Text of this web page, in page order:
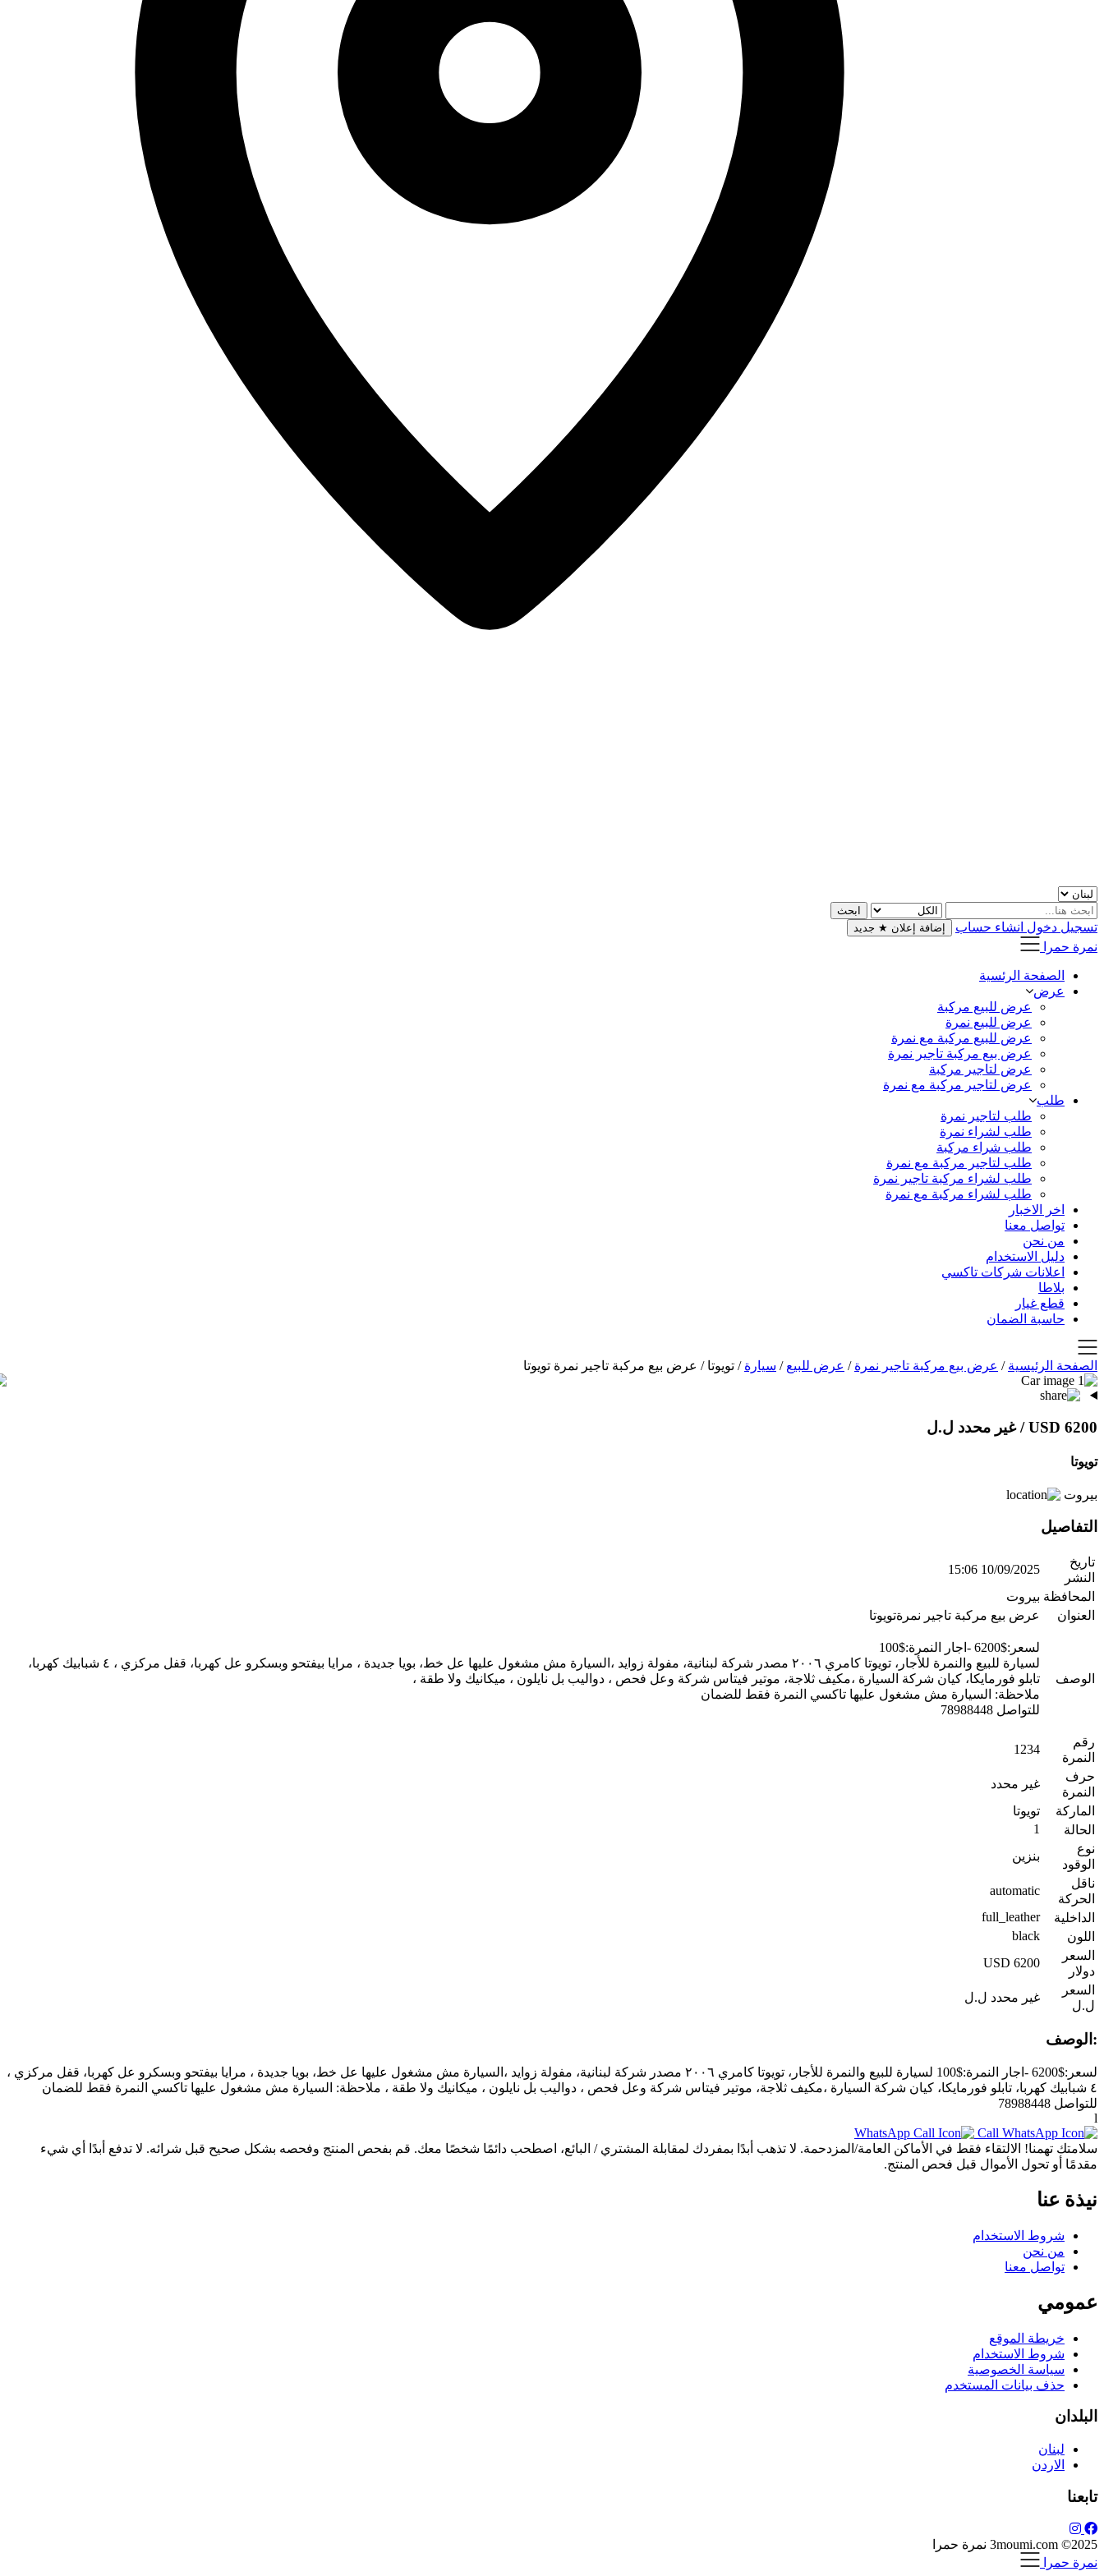
تسجيل دخول انشاء حساب إضافة إعلان ★ جديد
نمرة حمرا
الصفحة الرئسية
عرض
عرض للبيع مركبة
عرض للبيع نمرة
عرض للبيع مركبة مع نمرة
عرض بيع مركبة تاجير نمرة
عرض لتاجير مركبة
عرض لتاجير مركبة مع نمرة
طلب
طلب لتاجير نمرة
طلب لشراء نمرة
طلب شراء مركبة
طلب لتاجير مركبة مع نمرة
طلب لشراء مركبة تاجير نمرة
طلب لشراء مركبة مع نمرة
اخر الاخبار
تواصل معنا
من نحن
دليل الاستخدام
اعلانات شركات تاكسي
بلاطا
قطع غيار
حاسبة الضمان
الصفحة الرئيسية / عرض بيع مركبة تاجير نمرة / عرض للبيع / سيارة / تويوتا / عرض بيع مركبة تاجير نمرة تويوتا
6200 USD / غير محدد ل.ل
تويوتا
بيروت
التفاصيل
تاريخ
النشر
10/09/2025 15:06
المحافظة بيروت
العنوان
عرض بيع مركبة تاجير نمرةتويوتا
الوصف
لسعر:$6200 -اجار النمرة:$100
لسيارة للبيع والنمرة للأجار، تويوتا كامري ٢٠٠٦ مصدر شركة لبنانية، مفولة زوايد ،السيارة مش مشغول عليها عل خط، بويا جديدة ، مرايا بيفتحو وبسكرو عل كهربا، قفل مركزي ، ٤ شبابيك كهربا،
تابلو فورمايكا، كيان شركة السيارة ،مكيف ثلاجة، موتير فيتاس شركة وعل فحص ، دواليب بل نايلون ، ميكانيك ولا طقة ،
ملاحظة: السيارة مش مشغول عليها تاكسي النمرة فقط للضمان
للتواصل 78988448
رقم
النمرة
1234
حرف
النمرة
غير محدد
الماركة
تويوتا
الحالة
1
نوع
الوقود
بنزين
ناقل
الحركة
automatic
الداخلية
full_leather
اللون
black
السعر
دولار
6200 USD
السعر
ل.ل
غير محدد ل.ل
:الوصف
لسعر:$6200 -اجار النمرة:$100 لسيارة للبيع والنمرة للأجار، تويوتا كامري ٢٠٠٦ مصدر شركة لبنانية، مفولة زوايد ،السيارة مش مشغول عليها عل خط، بويا جديدة ، مرايا بيفتحو وبسكرو عل كهربا، قفل مركزي ،
٤ شبابيك كهربا، تابلو فورمايكا، كيان شركة السيارة ،مكيف ثلاجة، موتير فيتاس شركة وعل فحص ، دواليب بل نايلون ، ميكانيك ولا طقة ، ملاحظة: السيارة مش مشغول عليها تاكسي النمرة فقط للضمان
للتواصل 78988448
l
Call
سلامتك تهمنا! الالتقاء فقط في الأماكن العامة/المزدحمة. لا تذهب أبدًا بمفردك لمقابلة المشتري / البائع، اصطحب دائمًا شخصًا معك. قم بفحص المنتج وفحصه بشكل صحيح قبل شرائه. لا تدفع أبدًا أي شيء
مقدمًا أو تحول الأموال قبل فحص المنتج.
نيذة عنا
شروط الاستخدام
من نحن
تواصل معنا
عمومي
خريطة الموقع
شروط الاستخدام
سياسة الخصوصية
حذف بيانات المستخدم
البلدان
لبنان
الاردن
تابعنا
3moumi.com ©2025 نمرة حمرا
نمرة حمرا